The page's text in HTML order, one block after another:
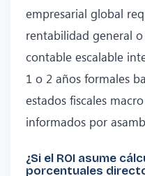
empresarial global
rentabilidad general
contable escalable
1 o 2 años formales
estados fiscales
informados por
¿Si el ROI asume
porcentuales